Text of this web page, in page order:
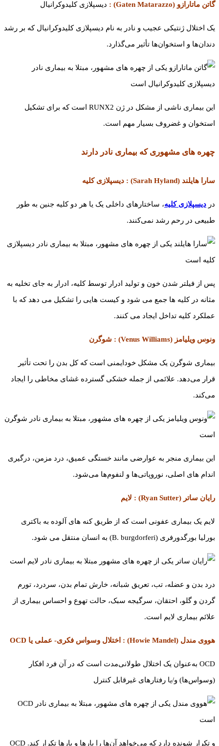
گاتن ماتارازو (Gaten Matarazzo) : دیسپلازی کلیدوکرانیال
یک اختلال ژنتیکی عجیب و نادر به نام دیسپلازی کلیدوکرانیال که بر رشد
دندان‌ها و استخوان‌ها تأثیر می‌گذارد.
این بیماری ناشی از مشکل در ژن RUNX2 است که برای تشکیل
استخوان و غضروف بسیار مهم است.
چهره های مشهوری که بیماری نادر دارند
سارا هایلند (Sarah Hyland) : دیسپلازی کلیه
در دیسپلازی کلیه، ساختارهای داخلی یک یا هر دو کلیه جنین به طور
طبیعی در رحم رشد نمی‌کنند.
پس از فیلتر شدن خون و تولید ادرار توسط کلیه، ادرار به جای تخلیه به
مثانه در کلیه ها جمع می شود و کیست هایی را تشکیل می دهد که با
عملکرد کلیه تداخل ایجاد می کنند.
ونوس ویلیامز (Venus Williams) : شوگرن
بیماری شوگرن یک مشکل خودایمنی است که کل بدن را تحت تأثیر
قرار می‌دهد. علائمی از جمله خشکی گسترده غشای مخاطی را ایجاد
می‌کند.
این بیماری منجر به عوارضی مانند خستگی عمیق، درد مزمن، درگیری
اندام های اصلی، نوروپاتی‌ها و لنفوم‌ها می‌شود.
رایان ساتر (Ryan Sutter) : لایم
لایم یک بیماری عفونی است که از طریق کنه های آلوده به باکتری
بورلیا بورگدورفری (B. burgdorferi) به انسان منتقل می شود.
درد بدن و عضله، تب، تعریق شبانه، خارش تمام بدن، سردرد، تورم
گردن و گلو، احتقان، سرگیجه سبک، حالت تهوع و احساس بیماری از
علائم بیماری لایم است.
هووی مندل (Howie Mandel) : اختلال وسواس فکری- عملی یا OCD
OCD به‌عنوان یک اختلال طولانی‌مدت است که در آن فرد افکار
(وسواس‌ها) و/یا رفتارهای غیرقابل کنترل
و تکرار شونده دارد که می‌خواهد آن‌ها را بارها و بارها تکرار کند. OCD